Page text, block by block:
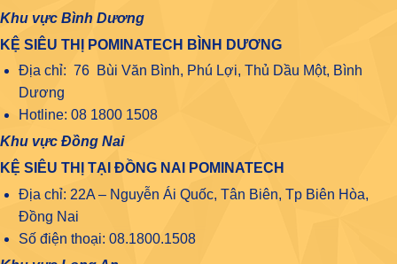
Khu vực Bình Dương
KỆ SIÊU THỊ POMINATECH BÌNH DƯƠNG
Địa chỉ: 76 Bùi Văn Bình, Phú Lợi, Thủ Dầu Một, Bình
Dương
Hotline: 08 1800 1508
Khu vực Đồng Nai
KỆ SIÊU THỊ TẠI ĐỒNG NAI POMINATECH
Địa chỉ: 22A – Nguyễn Ái Quốc, Tân Biên, Tp Biên Hòa,
Đồng Nai
Số điện thoại: 08.1800.1508